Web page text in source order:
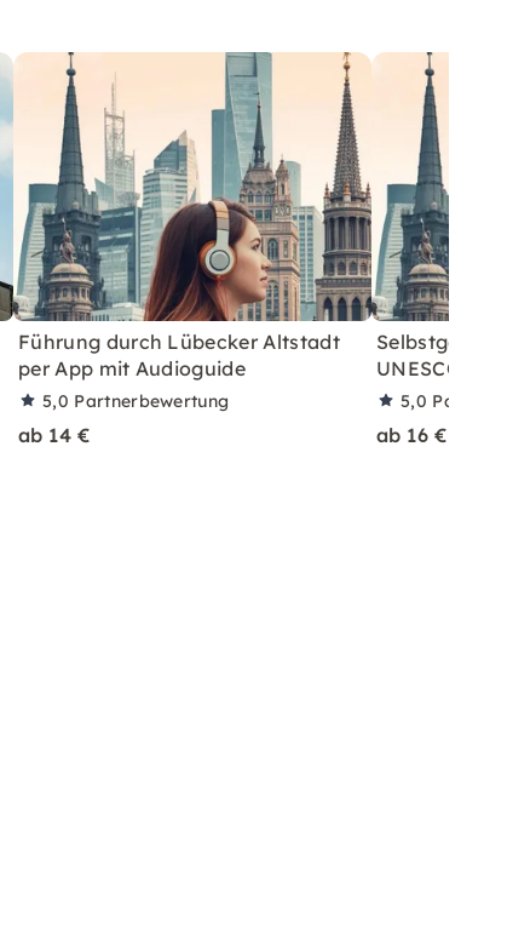
Führung durch Lübecker Altstadt
per App mit Audioguide
5,0 Partnerbewertung
ab 14 €
UNESCO-
5,0
ab 16 €